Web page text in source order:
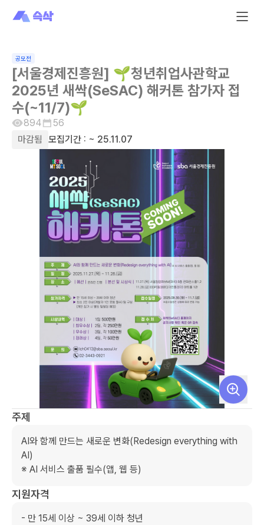
공모전
[서울경제진흥원] 🌱청년취업사관학교
2025년 새싹(SeSAC) 해커톤 참가자 접
수(~11/7)🌱
894
56
마감됨
모집기간 : ~ 25.11.07
주제
AI와 함께 만드는 새로운 변화(Redesign everything with
AI)
※ AI 서비스 출품 필수(앱, 웹 등)
지원자격
- 만 15세 이상 ~ 39세 이하 청년